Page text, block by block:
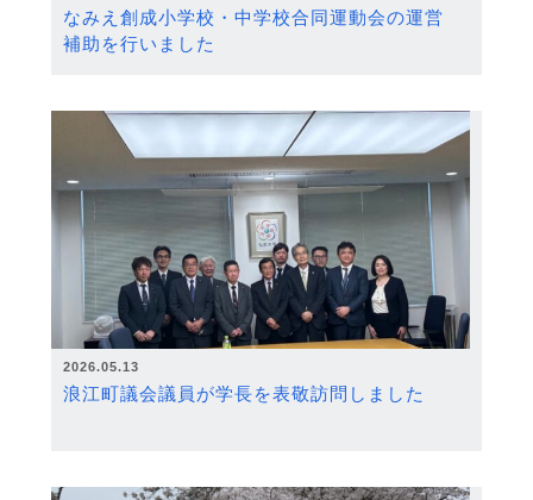
なみえ創成小学校・中学校合同運動会の運営
補助を行いました
2026.05.13
浪江町議会議員が学長を表敬訪問しました